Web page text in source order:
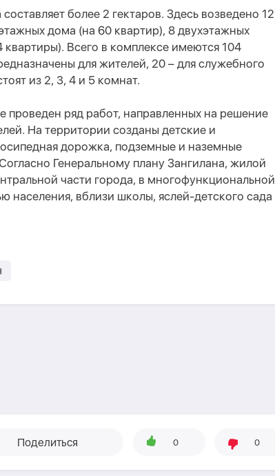
более 2 гектаров. Здесь возведено 12
дома (на 60 квартир), 8 двухэтажных
квартиры). Всего в комплексе имеются 104
для жителей, 20 – для служебного
из 2, 3, 4 и 5 комнат.
ряд работ, направленных на решение
На территории созданы детские и
дорожка, подземные и наземные
Генеральному плану Зангилана, жилой
части города, в многофункциональной
населения, вблизи школы, яслей-детского сада
Поделиться 0 0